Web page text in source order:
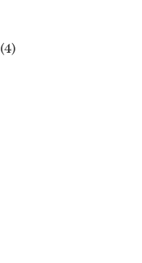
(4)